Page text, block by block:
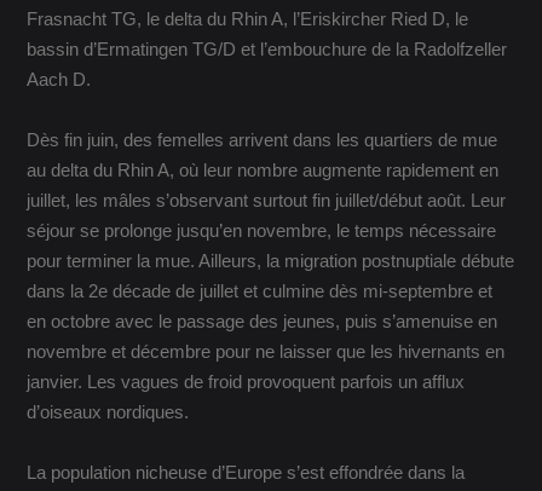
Frasnacht TG, le delta du Rhin A, l’Eriskircher Ried D, le
bassin d’Ermatingen TG/D et l’embouchure de la Radolfzeller
Aach D.
Dès fin juin, des femelles arrivent dans les quartiers de mue
au delta du Rhin A, où leur nombre augmente rapidement en
juillet, les mâles s’observant surtout fin juillet/début août. Leur
séjour se prolonge jusqu’en novembre, le temps nécessaire
pour terminer la mue. Ailleurs, la migration postnuptiale débute
dans la 2e décade de juillet et culmine dès mi-septembre et
en octobre avec le passage des jeunes, puis s’amenuise en
novembre et décembre pour ne laisser que les hivernants en
janvier. Les vagues de froid provoquent parfois un afflux
d’oiseaux nordiques.
La population nicheuse d’Europe s’est effondrée dans la